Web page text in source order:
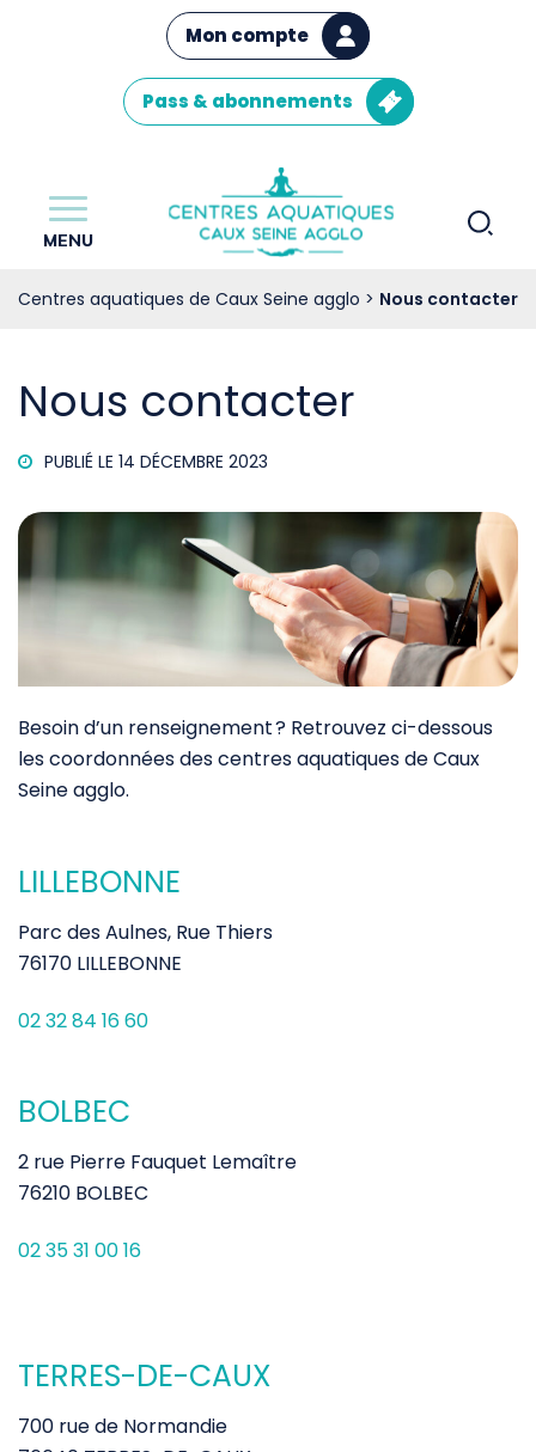
Mon compte
Pass & abonnements
MENU Centres
aquatiques
de
Caux la
Centres aquatiques de Caux Seine agglo > Nous contacter
Nous contacter
PUBLIÉ LE 14 DÉCEMBRE 2023
Besoin d’un renseignement ? Retrouvez ci-dessous
les coordonnées des centres aquatiques de Caux
Seine agglo.
LILLEBONNE
Parc des Aulnes, Rue Thiers
76170 LILLEBONNE
02 32 84 16 60
BOLBEC
2 rue Pierre Fauquet Lemaître
76210 BOLBEC
02 35 31 00 16
TERRES-DE-CAUX
700 rue de Normandie